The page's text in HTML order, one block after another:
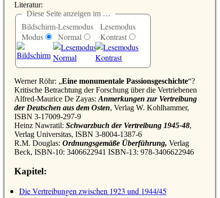
Literatur:
Diese Seite anzeigen im …
Bildschirm-
Modus
Lesemodus
Normal
Lesemodus
Kontrast
Werner Röhr: Eine monumentale Passionsgeschichte ?
Kritische Betrachtung der Forschung über die Vertriebenen
Alfred-Maurice De Zayas: Anmerkungen zur Vertreibung
der Deutschen aus dem Osten, Verlag W. Kohlhammer,
ISBN 3-17009-297-9
Heinz Nawratil: Schwarzbuch der Vertreibung 1945-48,
Verlag Universitas, ISBN 3-8004-1387-6
R.M. Douglas: Ordnungsgemäße Überführung, Verlag
Beck, ISBN-10: 3406622941 ISBN-13: 978-3406622946
Kapitel:
Die Vertreibungen zwischen 1923 und 1944/45